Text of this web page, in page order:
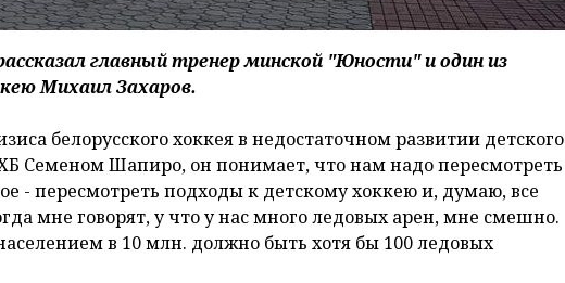
главный тренер минской "Юности" и один из
Михаил Захаров.
белорусского хоккея в недостаточном развитии детского
Семеном Шапиро, он понимает, что нам надо пересмотреть
- пересмотреть подходы к детскому хоккею и, думаю, все
мне говорят, у что у нас много ледовых арен, мне смешно.
в 10 млн. должно быть хотя бы 100 ледовых